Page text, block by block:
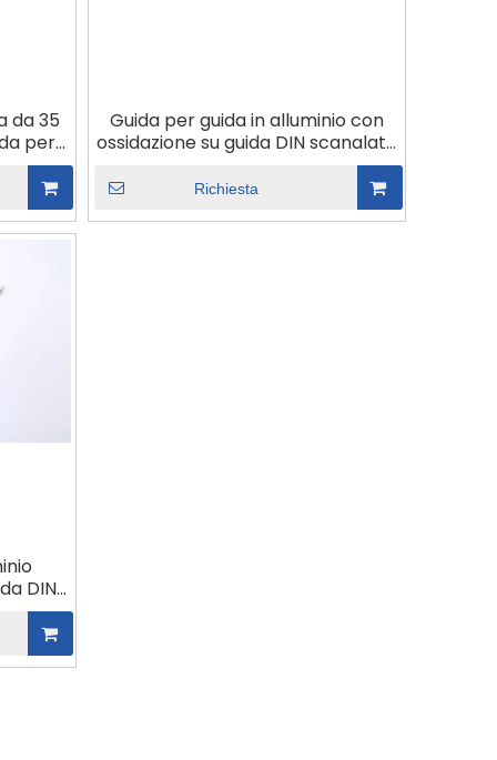
da 35
per
Guida per guida in alluminio con
ossidazione su guida DIN scanalata
da 35 mm di tipo universale
Richiesta
DIN